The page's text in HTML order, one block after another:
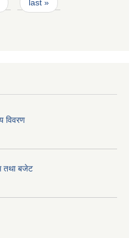
last »
विवरण
तथा बजेट